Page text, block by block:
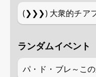
(❯❯❯) 大衆的チア
ランダムイベント
パ・ド・ブレ～こ